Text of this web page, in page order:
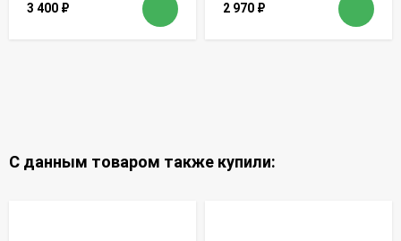
3 400 ₽ 2 970 ₽
С данным товаром также купили: